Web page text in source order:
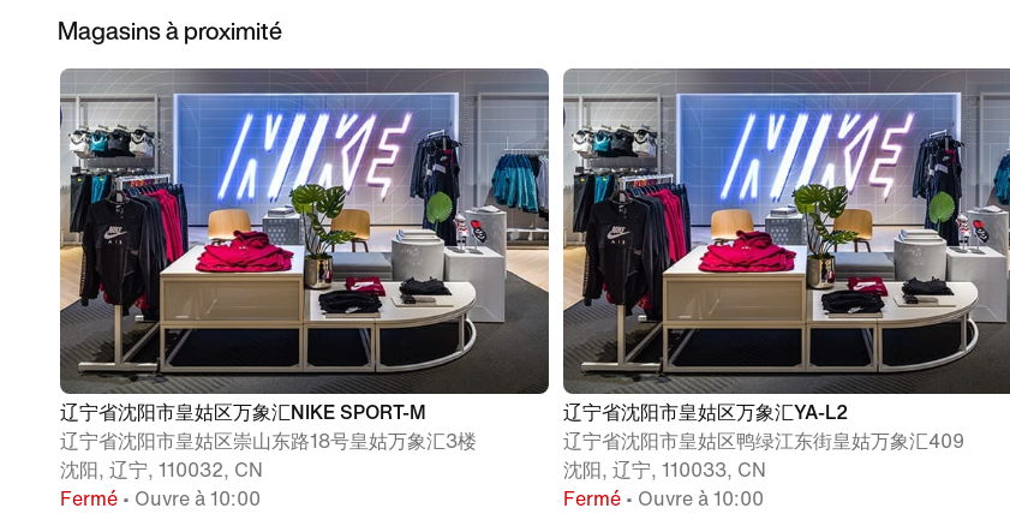
Magasins à proximité
辽宁省沈阳市皇姑区万象汇NIKE SPORT-M
辽宁省沈阳市皇姑区崇山东路18号皇姑万象汇3楼
沈阳, 辽宁, 110032, CN
Fermé • Ouvre à 10:00
辽宁省沈阳市皇姑区万象汇YA-L2
辽宁省沈阳市皇姑区鸭绿江东街皇姑万象汇409
沈阳, 辽宁, 110033, CN
Fermé• Ouvre à 10:00